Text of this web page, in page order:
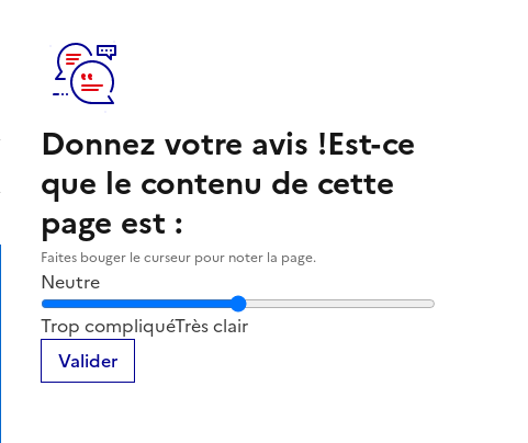
Donnez votre avis !Est-ce
que le contenu de cette
page est :
Faites bouger le curseur pour noter la page.
Neutre
Notez la clarté du contenu de cette page
Trop compliquéTrès clair
Valider